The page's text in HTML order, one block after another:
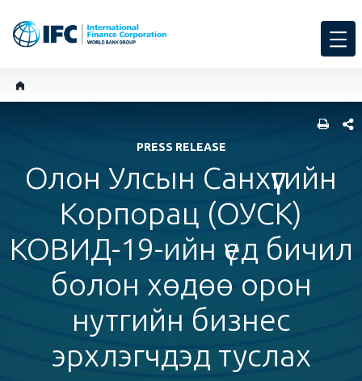
PRESS RELEASE
Олон Улсын Санхүүгийн
Корпорац (ОУСК)
КОВИД-19-ийн үед бичил
болон хөдөө орон
нутгийн бизнес
эрхлэгчдэд туслах